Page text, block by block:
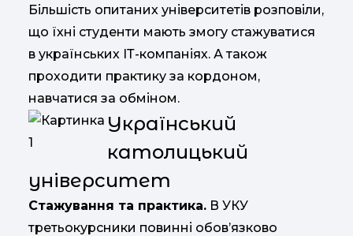
Більшість опитаних університетів розповіли,
що їхні студенти мають змогу стажуватися
в українських ІТ-компаніях. А також
проходити практику за кордоном,
навчатися за обміном.
Український
католицький
університет
Стажування та практика. В УКУ
третьокурсники повинні обов’язково